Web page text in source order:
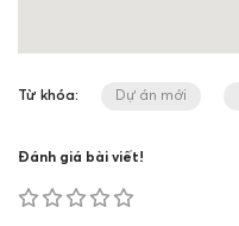
Từ khóa: Dự án mới
Đánh giá bài viết!